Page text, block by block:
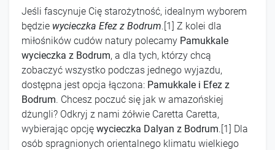
Jeśli fascynuje Cię starożytność, idealnym wyborem
będzie wycieczka Efez z Bodrum.[1] Z kolei dla
miłośników cudów natury polecamy Pamukkale
wycieczka z Bodrum, a dla tych, którzy chcą
zobaczyć wszystko podczas jednego wyjazdu,
dostępna jest opcja łączona: Pamukkale i Efez z
Bodrum. Chcesz poczuć się jak w amazońskiej
dżungli? Odkryj z nami żółwie Caretta Caretta,
wybierając opcję wycieczka Dalyan z Bodrum.[1] Dla
osób spragnionych orientalnego klimatu wielkiego